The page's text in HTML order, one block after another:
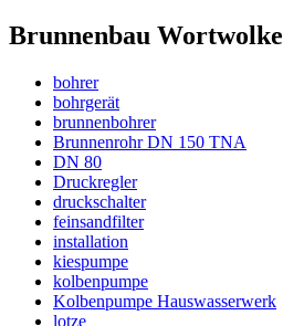
Brunnenbau Wortwolke
bohrer
bohrgerät
brunnenbohrer
Brunnenrohr DN 150 TNA
DN 80
Druckregler
druckschalter
feinsandfilter
installation
kiespumpe
kolbenpumpe
Kolbenpumpe Hauswasserwerk
lotze